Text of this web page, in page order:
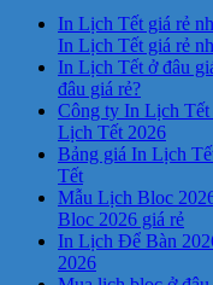
In Lịch Tết giá rẻ
In Lịch Tết giá rẻ
In Lịch Tết ở đâu
đâu giá rẻ?
Công ty In Lịch Tết
Lịch Tết 2026
Bảng giá In Lịch
Tết
Mẫu Lịch Bloc
Bloc 2026 giá rẻ
In Lịch Để Bàn
2026